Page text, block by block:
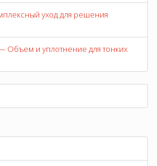
уход для решения
Объем и уплотнение для тонких